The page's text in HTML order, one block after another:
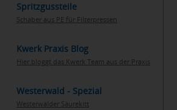
Spritzgussteile
Schaber aus PE für Filterpressen
Kwerk Praxis Blog
Hier bloggt das Kwerk Team aus der Praxis
Westerwald - Spezial
Westerwälder Säurekitt